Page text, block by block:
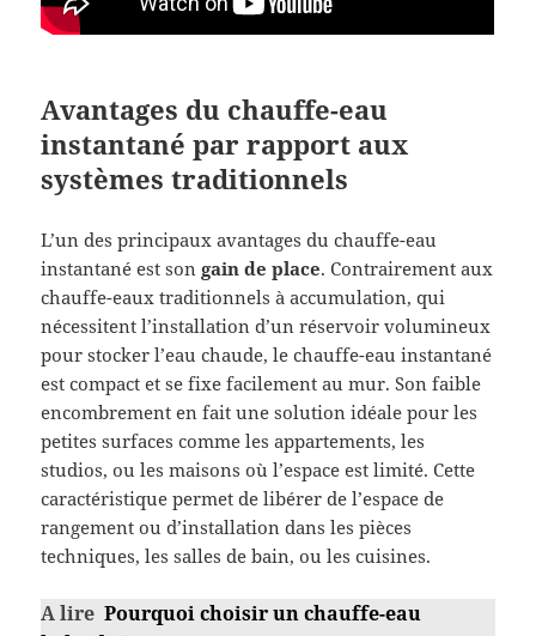
Avantages du chauffe-eau
instantané par rapport aux
systèmes traditionnels
L’un des principaux avantages du chauffe-eau
instantané est songain de place. Contrairement aux
chauffe-eaux traditionnels à accumulation, qui
nécessitent l’installation d’un réservoir volumineux
pour stocker l’eau chaude, le chauffe-eau instantané
est compact et se fixe facilement au mur. Son faible
encombrement en fait une solution idéale pour les
petites surfaces comme les appartements, les
studios, ou les maisons où l’espace est limité. Cette
caractéristique permet de libérer de l’espace de
rangement ou d’installation dans les pièces
techniques, les salles de bain, ou les cuisines.
A lire Pourquoi choisir un chauffe-eau